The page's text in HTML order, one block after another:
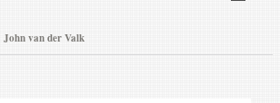
John van der Valk